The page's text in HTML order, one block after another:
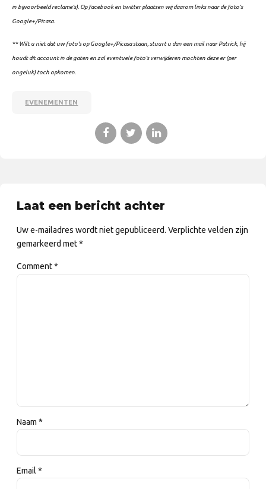
in bijvoorbeeld reclame’s). Op facebook en twitter plaatsen wij daarom links naar de foto’s
Google+/Picasa.
** Wilt u niet dat uw foto’s op Google+/Picasa staan, stuurt u dan een mail naar Patrick, hij
houdt dit account in de gaten en zal eventuele foto’s verwijderen mochten deze er (per
ongeluk) toch opkomen.
EVENEMENTEN
Laat een bericht achter
Uw e-mailadres wordt niet gepubliceerd. Verplichte velden zijn
gemarkeerd met *
Comment*
Naam *
Email *